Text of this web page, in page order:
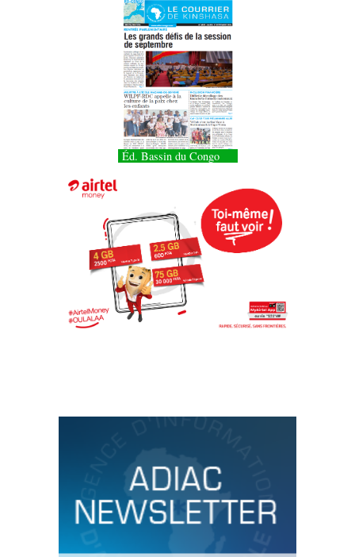
Éd. Bassin du Congo